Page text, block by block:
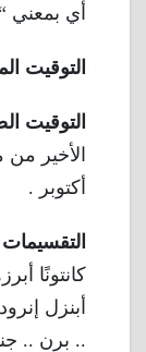
أي
التوقيت
التوقيت
الأخير من
أكتوبر .
التقسيمات
كانتونًا
أبنزل
.. برن ..